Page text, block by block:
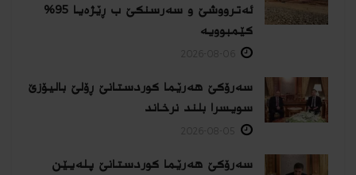
ئەترووشێ و سەرسنكێ ب ڕێژەیا 95%
كێمبوویە
سەرۆکێ هەرێما کوردستانێ ڕۆلێ بالیۆزێ
سویسرا بلند نرخاند
سەرۆکێ هەرێما کوردستانێ پلەیێن